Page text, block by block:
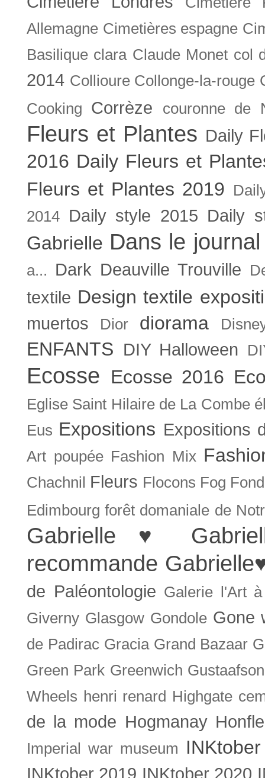
Allemagne Cimetières espagne
Basilique clara Claude Monet col
2014 Collioure Collonge-la-rouge
Cooking
Corrèze couronne de
Fleurs et Plantes Daily
2016 Daily Fleurs et
Fleurs et Plantes 2019
2014
Daily style 2015 Daily
Gabrielle Dans le journal
a... Dark Deauville Trouville
textile Design textile
muertos Dior diorama
ENFANTS DIY Halloween
Ecosse Ecosse 2016
Eglise Saint Hilaire de La Combe
Eus Expositions Expositions
Art poupée Fashion Mix
Chachnil Fleurs Flocons Fog
Edimbourg forêt domaniale de
Gabrielle ♥
recommande
de Paléontologie Galerie l'Art
Giverny Glasgow Gondole Gone
de Padirac Gracia Grand Bazaar
Green Park Greenwich Gustaafson
Wheels henri renard Highgate
de la mode Hogmanay
Imperial war museum INKtober
INKtober 2019 INKtober 2020